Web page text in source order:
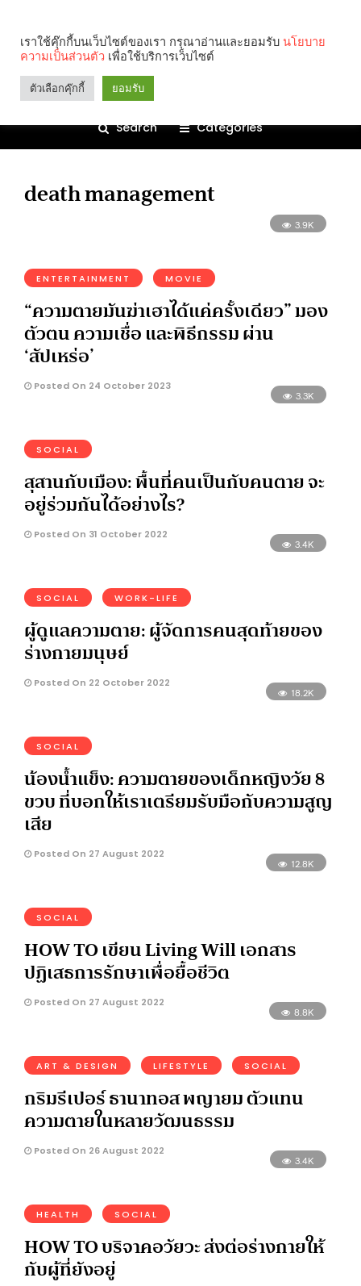
Search Categories
death management
3.9K
ENTERTAINMENT MOVIE
“ความตายมันฆ่าเฮาได้แค่ครั้งเดียว” มอง
ตัวตน ความเชื่อ และพิธีกรรม ผ่าน
‘สัปเหร่อ’
Posted On 24 October 2023
3.3K
SOCIAL
สุสานกับเมือง: พื้นที่คนเป็นกับคนตาย จะ
อยู่ร่วมกันได้อย่างไร?
Posted On 31 October 2022
3.4K
SOCIAL WORK-LIFE
ผู้ดูแลความตาย: ผู้จัดการคนสุดท้ายของ
ร่างกายมนุษย์
Posted On 22 October 2022
18.2K
SOCIAL
น้องน้ำแข็ง: ความตายของเด็กหญิงวัย 8
ขวบ ที่บอกให้เราเตรียมรับมือกับความสูญ
เสีย
Posted On 27 August 2022
12.8K
SOCIAL
HOW TO เขียน Living Will เอกสาร
ปฏิเสธการรักษาเพื่อยื้อชีวิต
Posted On 27 August 2022
8.8K
ART & DESIGN LIFESTYLE SOCIAL
กริมรีเปอร์ ธานาทอส พญายม ตัวแทน
ความตายในหลายวัฒนธรรม
Posted On 26 August 2022
3.4K
HEALTH SOCIAL
HOW TO บริจาคอวัยวะ ส่งต่อร่างกายให้
กับผู้ที่ยังอยู่
เราใช้คุ๊กกี้บนเว็บไซต์ของเรา กรุณาอ่านและยอมรับ นโยบาย
ความเป็นส่วนตัว เพื่อใช้บริการเว็บไซต์
ตัวเลือกคุ๊กกี้ ยอมรับ